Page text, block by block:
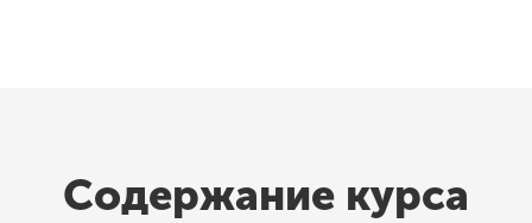
Содержание курса